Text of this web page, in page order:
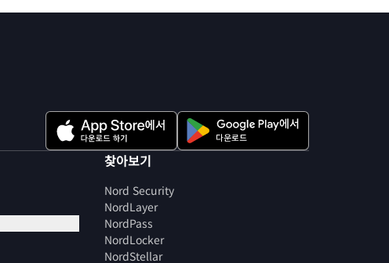
찾아보기
Nord Security
NordLayer
NordPass
NordLocker
NordStellar